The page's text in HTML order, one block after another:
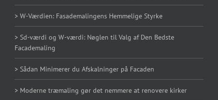
> W-Værdien: Fasademalingens Hemmelige Styrke
> Sd-værdi og W-værdi: Nøglen til Valg af Den Bedste
Facademaling
> Sådan Minimerer du Afskalninger på Facaden
> Moderne træmaling gør det nemmere at renovere kirker